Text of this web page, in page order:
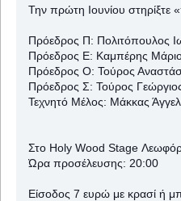
Την πρώτη Ιουνίου
Πρόεδρος Π: Πολιτόπουλος
Πρόεδρος Ε: Καμπέρης
Πρόεδρος Ο: Τούρος
Πρόεδρος Σ: Τούρος
Τεχνητό Μέλος: Μάκκας
Στο Holy Wood Stage
Ώρα προσέλευσης: 20:00
Είσοδος 7 ευρώ με κρασί ή